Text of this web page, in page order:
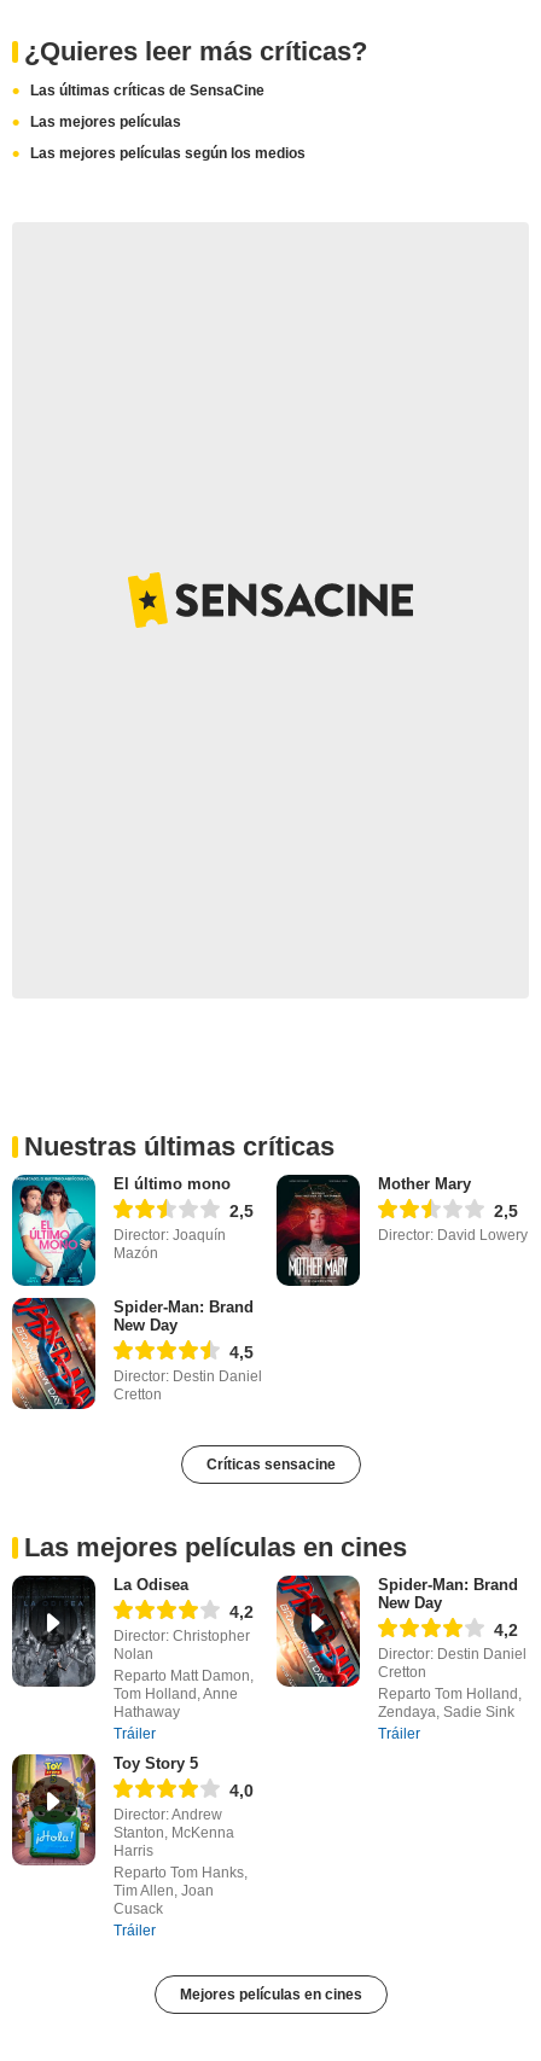
¿Quieres leer más críticas?
Las últimas críticas de SensaCine
Las mejores películas
Las mejores películas según los medios
Nuestras últimas críticas
El último mono
2,5
Director: Joaquín
Mazón
Mother Mary
2,5
Director: David Lowery
Spider-Man: Brand
New Day
4,5
Director: Destin Daniel
Cretton
Críticas sensacine
Las mejores películas en cines
La Odisea
4,2
Director: Christopher
Nolan
Reparto Matt Damon,
Tom Holland, Anne
Hathaway
Tráiler
Spider-Man: Brand
New Day
4,2
Director: Destin Daniel
Cretton
Reparto Tom Holland,
Zendaya, Sadie Sink
Tráiler
Toy Story 5
4,0
Director: Andrew
Stanton, McKenna
Harris
Reparto Tom Hanks,
Tim Allen, Joan
Cusack
Tráiler
Mejores películas en cines